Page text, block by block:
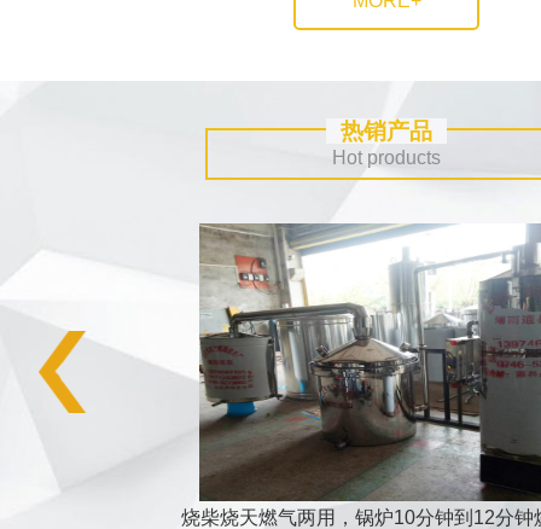
热销产品
Hot products
烧柴烧天燃气两用，锅炉10分钟到12分
500-1000型大型不锈钢酿酒设备